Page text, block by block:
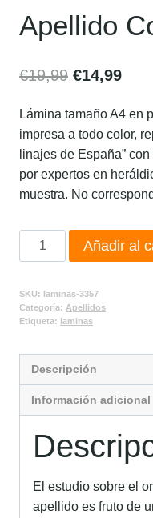
Apellido
€19,99 €14,99
Lámina tamaño A4 en
impresa a todo color,
linajes de España”
por expertos en
muestra. No
Añadir al
SKU: laminas-3357
Categoría: Apellidos
Etiqueta: laminas
Descripción
Información adicional
El estudio sobre el
apellido es fruto de